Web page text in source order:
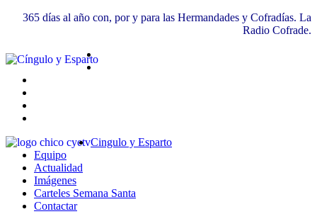
365 días al año con, por y para las Hermandades y Cofradías. La
Radio Cofrade.
Cingulo y Esparto
Equipo
Actualidad
Imágenes
Carteles Semana Santa
Contactar